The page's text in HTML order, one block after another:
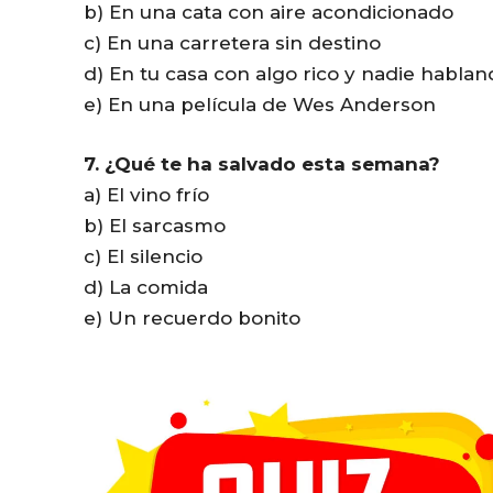
b) En una cata con aire acondicionado
c) En una carretera sin destino
d) En tu casa con algo rico y nadie
e) En una película de Wes Anderson
7. ¿Qué te ha salvado esta semana?
a) El vino frío
b) El sarcasmo
c) El silencio
d) La comida
e) Un recuerdo bonito